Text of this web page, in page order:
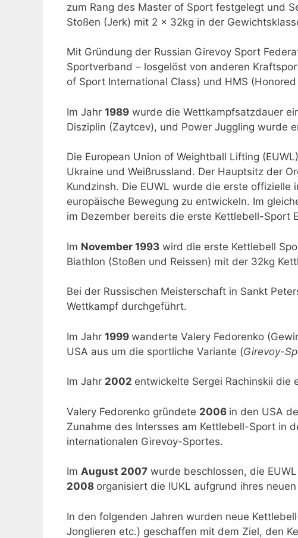
zum Rang des Master of Sport festgelegt und
Stoßen (Jerk) mit 2 x 32kg in der
Mit Gründung der Russian Girevoy Sport
Sportverband – losgelöst von anderen
of Sport International Class) und HMS
Im Jahr 1989 wurde die Wettkampfsatzdauer
Disziplin (Zaytcev), und Power Juggling wurde
Die European Union of Weightball Lifting
Ukraine und Weißrussland. Der Hauptsitz der
Kundzinsh. Die EUWL wurde die erste
europäische Bewegung zu entwickeln. Im
im Dezember bereits die erste Kettlebell-Sport
Im November 1993 wird die erste Kettlebell
Biathlon (Stoßen und Reissen) mit der 32kg
Bei der Russischen Meisterschaft in Sankt
Wettkampf durchgeführt.
Im Jahr 1999 wanderte Valery Fedorenko
USA aus um die sportliche Variante (Girevoy-
Im Jahr 2002 entwickelte Sergei Rachinskii
Valery Fedorenko gründete 2006 in den USA
Zunahme des Intersses am Kettlebell-Sport in
internationalen Girevoy-Sportes.
Im August 2007 wurde beschlossen, die
2008 organisiert die IUKL aufgrund ihres
In den folgenden Jahren wurden neue
Jonglieren etc.) geschaffen mit dem Ziel, den